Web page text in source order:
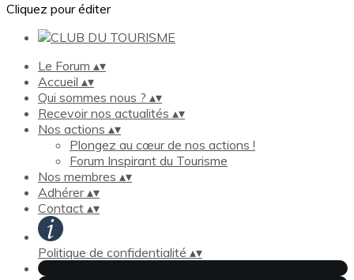
Cliquez pour éditer
Le Forum ▴▾
Accueil ▴▾
Qui sommes nous ? ▴▾
Recevoir nos actualités ▴▾
Nos actions ▴▾
Plongez au cœur de nos actions !
Forum Inspirant du Tourisme
Nos membres ▴▾
Adhérer▴▾
Contact ▴▾
Politique de confidentialité ▴▾